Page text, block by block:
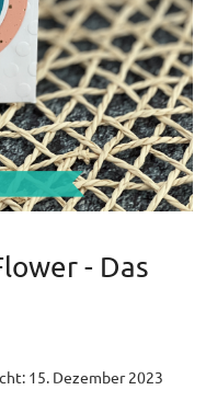
- Das
15. Dezember 2023